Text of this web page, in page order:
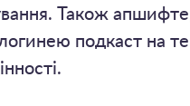
Також
подкаст на